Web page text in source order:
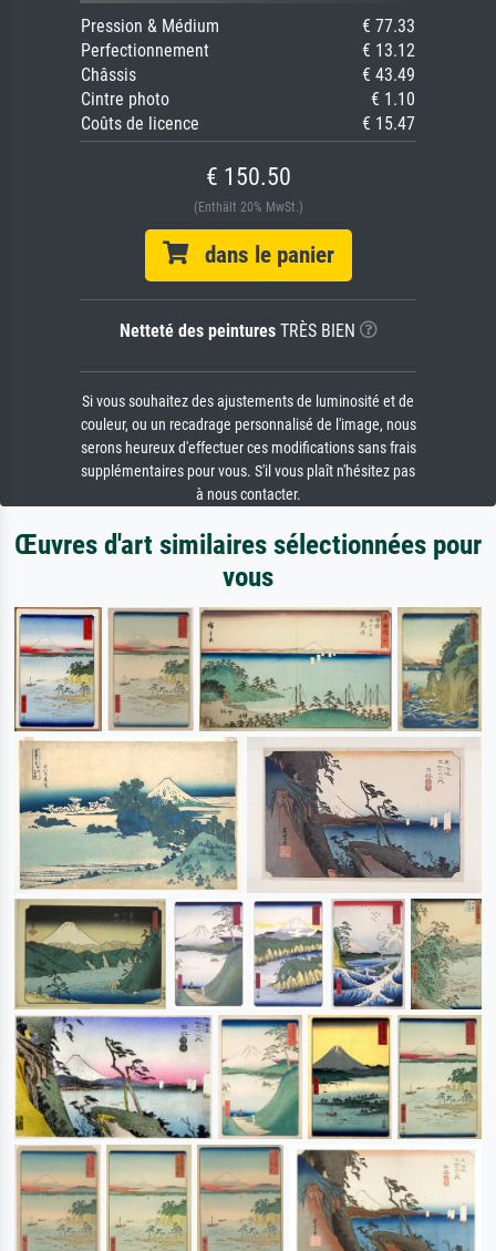
Pression & Médium
€ 77.33
Perfectionnement
€ 13.12
Châssis
€ 43.49
Cintre photo
€ 1.10
Coûts de licence
€ 15.47
€ 150.50
(Enthält 20% MwSt.)
dans le panier
Netteté des peinturesTRÈS BIEN
Si vous souhaitez des ajustements de luminosité et de
couleur, ou un recadrage personnalisé de l'image, nous
serons heureux d'effectuer ces modifications sans frais
supplémentaires pour vous. S'il vous plaît n'hésitez pas
à nous contacter.
Œuvres d'art similaires sélectionnées pour
vous